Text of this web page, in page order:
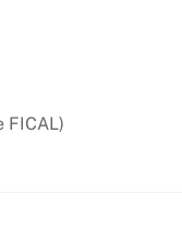
FICAL)